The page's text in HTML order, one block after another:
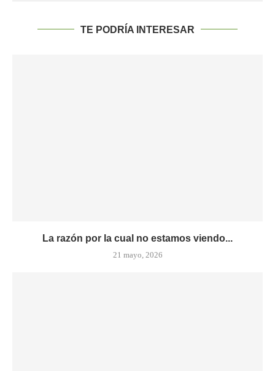
TE PODRÍA INTERESAR
La razón por la cual no estamos viendo...
21 mayo, 2026